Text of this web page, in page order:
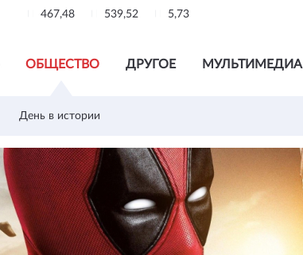
467,48 539,52 5,73
ОБЩЕСТВО ДРУГОЕ МУЛЬТИМЕДИА
День в истории